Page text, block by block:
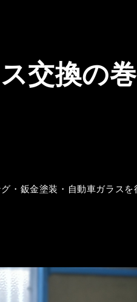
交換の
・鈑金塗装・自動車ガラスを